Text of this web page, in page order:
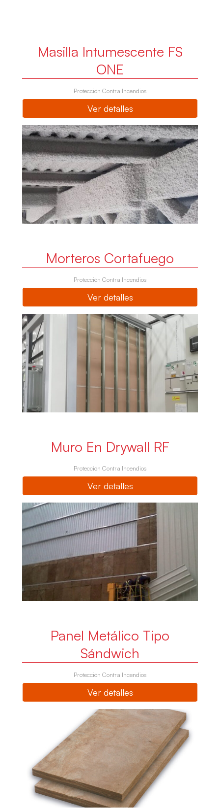
Masilla Intumescente FS
ONE
Protección Contra Incendios
Ver detalles
Morteros Cortafuego
Protección Contra Incendios
Ver detalles
Muro En Drywall RF
Protección Contra Incendios
Ver detalles
Panel Metálico Tipo
Sándwich
Protección Contra Incendios
Ver detalles